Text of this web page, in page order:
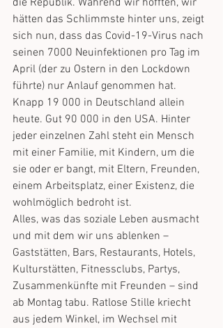
die Republik. Während wir hofften, wir
hätten das Schlimmste hinter uns, zeigt
sich nun, dass das Covid-19-Virus nach
seinen 7000 Neuinfektionen pro Tag im
April (der zu Ostern in den Lockdown
führte) nur Anlauf genommen hat.
Knapp 19 000 in Deutschland allein
heute. Gut 90 000 in den USA. Hinter
jeder einzelnen Zahl steht ein Mensch
mit einer Familie, mit Kindern, um die
sie oder er bangt, mit Eltern, Freunden,
einem Arbeitsplatz, einer Existenz, die
wohlmöglich bedroht ist.
Alles, was das soziale Leben ausmacht
und mit dem wir uns ablenken –
Gaststätten, Bars, Restaurants, Hotels,
Kulturstätten, Fitnessclubs, Partys,
Zusammenkünfte mit Freunden – sind
ab Montag tabu. Ratlose Stille kriecht
aus jedem Winkel, im Wechsel mit